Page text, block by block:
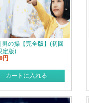
男の操【完全版】(初回
定版)
円
カートに入れる